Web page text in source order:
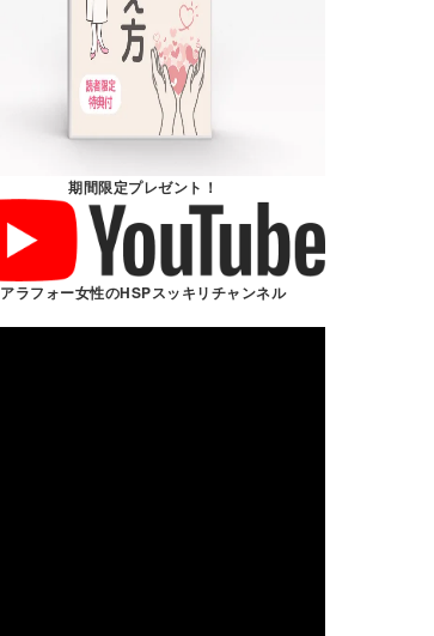
期間限定プレゼント！
アラフォー女性のHSPスッキリチャンネル